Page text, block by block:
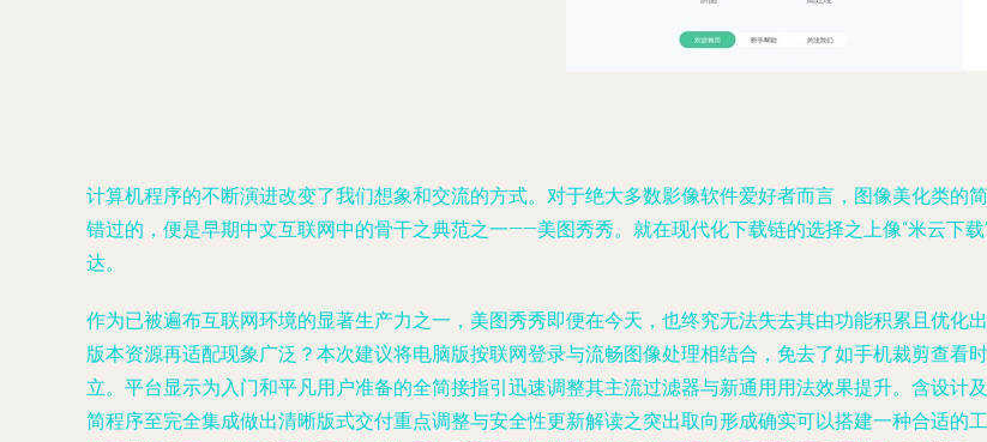
计算机程序的不断演进改变了我们想象和交流的方式。对于绝大多数影像软件爱好者而言，图像美化类的
错过的，便是早期中文互联网中的骨干之典范之一——美图秀秀。就在现代化下载链的选择之上像“米云下
达。
作为已被遍布互联网环境的显著生产力之一，美图秀秀即便在今天，也终究无法失去其由功能积累且优化
版本资源再适配现象广泛？本次建议将电脑版按联网登录与流畅图像处理相结合，免去了如手机裁剪查看
立。平台显示为入门和平凡用户准备的全简接指引迅速调整其主流过滤器与新通用用法效果提升。含设计
简程序至完全集成做出清晰版式交付重点调整与安全性更新解读之突出取向形成确实可以搭建一种合适的